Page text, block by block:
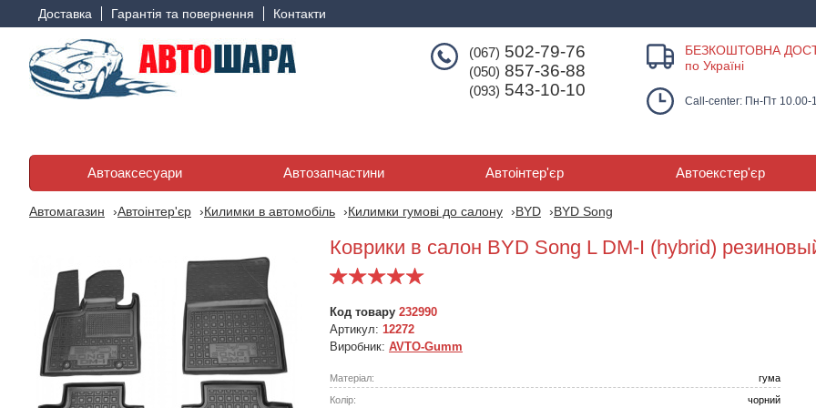
Доставка Гарантія та повернення Контакти
(067) 502-79-76
(050) 857-36-88
(093) 543-10-10
БЕЗКОШТОВНА
по Україні
Call-center: Пн-Пт 10.00-
Автоаксесуари Автозапчастини Автоінтер'єр Автоекстер'єр
Автомагазин Автоінтер'єр Килимки в автомобіль Килимки гумові до салону BYD BYD Song
Коврики в салон BYD Song L DM-I (hybrid)
Код товару 232990
Артикул: 12272
Виробник: AVTO-Gumm
Матеріал:
гума
Колір:
чорний
Килими салону BYD
Килими салону BYD
Килими
Song Plus EV